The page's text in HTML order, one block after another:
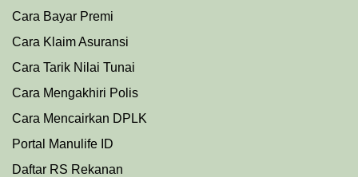
Cara Bayar Premi
Cara Klaim Asuransi
Cara Tarik Nilai Tunai
Cara Mengakhiri Polis
Cara Mencairkan DPLK
Portal Manulife ID
Daftar RS Rekanan